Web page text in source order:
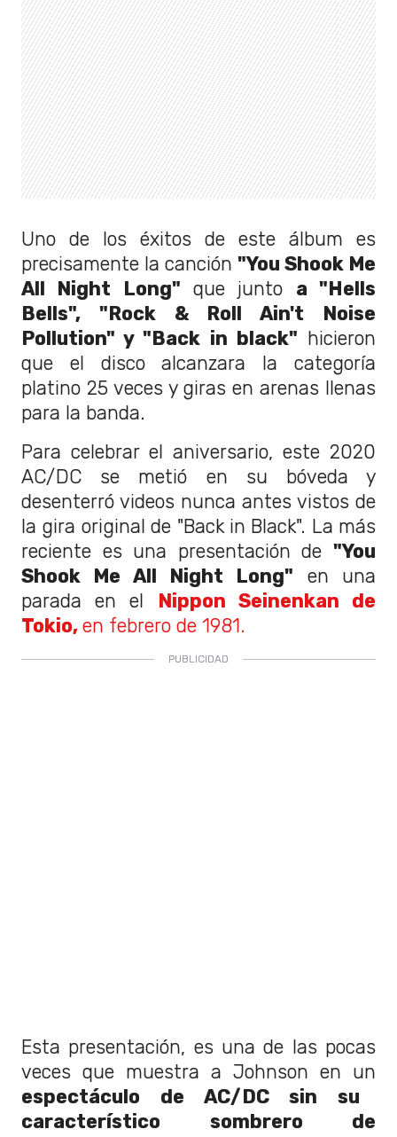
Uno de los éxitos de este álbum es
precisamente la canción "You Shook Me
All Night Long" que junto a "Hells
Bells", "Rock & Roll Ain't Noise
Pollution" y "Back in black" hicieron
que el disco alcanzara la categoría
platino 25 veces y giras en arenas llenas
para la banda.
Para celebrar el aniversario, este 2020
AC/DC se metió en su bóveda y
desenterró videos nunca antes vistos de
la gira original de "Back in Black". La más
reciente es una presentación de "You
Shook Me All Night Long" en una
parada en el
Nippon Seinenkan de
Tokio, en febrero de 1981.
Esta presentación, es una de las pocas
veces que muestra a Johnson en un
espectáculo de AC/DC sin su
característico sombrero de